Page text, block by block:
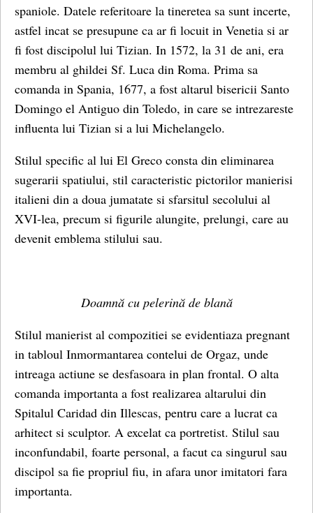
spaniole. Datele referitoare la tineretea sa sunt incerte,
astfel incat se presupune ca ar fi locuit in Venetia si ar
fi fost discipolul lui Tizian. In 1572, la 31 de ani, era
membru al ghildei Sf. Luca din Roma. Prima sa
comanda in Spania, 1677, a fost altarul bisericii Santo
Domingo el Antiguo din Toledo, in care se intrezareste
influenta lui Tizian si a lui Michelangelo.
Stilul specific al lui El Greco consta din eliminarea
sugerarii spatiului, stil caracteristic pictorilor manierisi
italieni din a doua jumatate si sfarsitul secolului al
XVI-lea, precum si figurile alungite, prelungi, care au
devenit emblema stilului sau.
Doamnă cu pelerină de blană
Stilul manierist al compozitiei se evidentiaza pregnant
in tabloul Inmormantarea contelui de Orgaz, unde
intreaga actiune se desfasoara in plan frontal. O alta
comanda importanta a fost realizarea altarului din
Spitalul Caridad din Illescas, pentru care a lucrat ca
arhitect si sculptor. A excelat ca portretist. Stilul sau
inconfundabil, foarte personal, a facut ca singurul sau
discipol sa fie propriul fiu, in afara unor imitatori fara
importanta.